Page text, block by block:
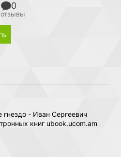
0
отзывы
гнездо - Иван Сергеевич
книг ubook.ucom.am